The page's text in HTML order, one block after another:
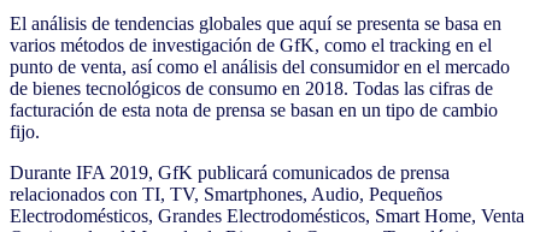
El análisis de tendencias globales que aquí se presenta se basa en
varios métodos de investigación de GfK, como el tracking en el
punto de venta, así como el análisis del consumidor en el mercado
de bienes tecnológicos de consumo en 2018. Todas las cifras de
facturación de esta nota de prensa se basan en un tipo de cambio
fijo.
Durante IFA 2019, GfK publicará comunicados de prensa
relacionados con TI, TV, Smartphones, Audio, Pequeños
Electrodomésticos, Grandes Electrodomésticos, Smart Home, Venta